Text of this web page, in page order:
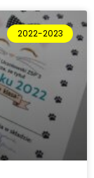
2022-2023